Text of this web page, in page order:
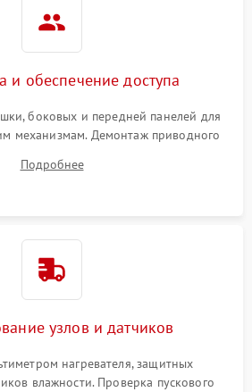
и обеспечение доступа
боковых и передней панелей для
механизмам. Демонтаж приводного
доступа к ТЭНу, компрессору,
Подробнее
узлов и датчиков
нагревателя, защитных
влажности. Проверка пускового